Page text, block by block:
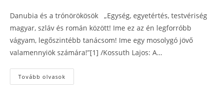
Danubia és a trónörökösök „Egység, egyetértés, testvériség
magyar, szláv és román között! Ime ez az én legforróbb
vágyam, legőszintébb tanácsom! Ime egy mosolygó jövő
valamennyiök számára!”[1] /Kossuth Lajos: A…
Tovább olvasok
és